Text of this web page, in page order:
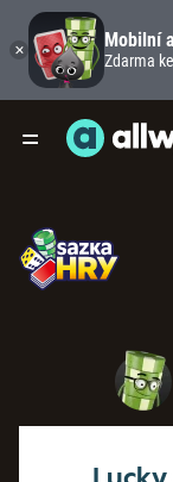
Mobilní
Zdarma